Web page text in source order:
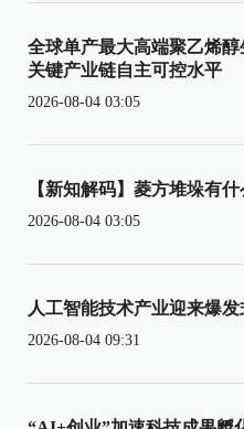
全球单产最大高端聚乙烯
关键产业链自主可控水平
2026-08-04 03:05
【新知解码】菱方堆垛有什
2026-08-04 03:05
人工智能技术产业迎来爆
2026-08-04 09:31